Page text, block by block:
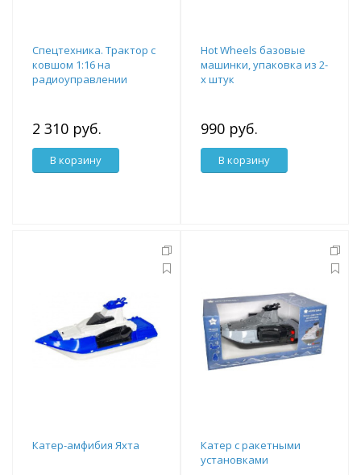
Спецтехника. Трактор с
ковшом 1:16 на
радиоуправлении
2 310 руб.
В корзину
Hot Wheels базовые
машинки, упаковка из 2-
х штук
990 руб.
В корзину
Катер-амфибия Яхта
Катер с ракетными
установками